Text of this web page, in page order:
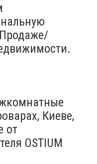
Киеве,
от
OSTIUM